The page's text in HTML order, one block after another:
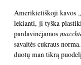
Amerikietiškoji kavos
lekianti, ji tyška
pardavinėjamos
savaitės cukraus
duotų man tikrą